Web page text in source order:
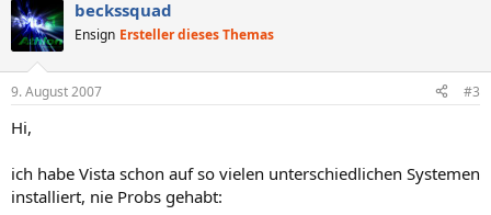
beckssquad
Ensign Ersteller dieses Themas
9. August 2007 #3
Hi,
ich habe Vista schon auf so vielen unterschiedlichen Systemen
installiert, nie Probs gehabt: